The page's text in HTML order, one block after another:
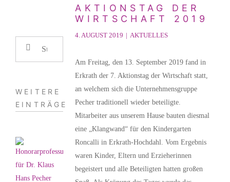
AKTIONSTAG DER
WIRTSCHAFT 2019
4. AUGUST 2019 | AKTUELLES
Am Freitag, den 13. September 2019 fand in
Erkrath der 7. Aktionstag der Wirtschaft statt,
an welchem sich die Unternehmensgruppe
Pecher traditionell wieder beteiligte.
Mitarbeiter aus unserem Hause bauten diesmal
eine „Klangwand“ für den Kindergarten
Roncalli in Erkrath-Hochdahl. Vom Ergebnis
waren Kinder, Eltern und Erzieherinnen
begeistert und alle Beteiligten hatten großen
Suche
WEITERE
EINTRÄGE